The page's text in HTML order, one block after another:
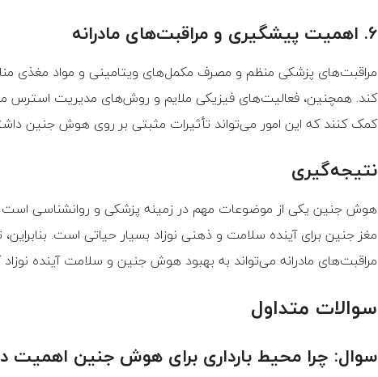
6. اهمیت پیشگیری و مراقبت‌های مادرانه
مراقبت‌های پزشکی منظم و مصرف مکمل‌های ویتامینی و مواد مغذی
کند. همچنین، فعالیت‌های فیزیکی ملایم و روش‌های مدیریت استرس
کمک کنند که این امور می‌تواند تأثیرات مثبتی بر روی هوش جنین
نتیجه‌گیری
هوش جنین یکی از موضوعات مهم در زمینه پزشکی و روانشناسی است
مغز جنین برای آینده سلامت و ذهنی نوزاد بسیار حیاتی است.
مراقبت‌های مادرانه می‌تواند به بهبود هوش جنین و سلامت آینده
سوالات متداول
سوال: چرا محیط بارداری برای هوش جنین اهمیت